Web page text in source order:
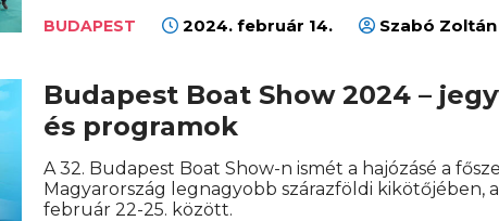
BUDAPEST 2024. február 14. Szabó Zoltán
Budapest Boat Show 2024 –
és programok
A 32. Budapest Boat Show-n ismét a hajózásé a
Magyarország legnagyobb szárazföldi kikötőjében,
február 22-25. között.